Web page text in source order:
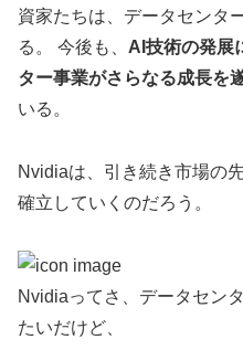
資家たちは、データセンタ
る。 今後も、 AI技術の発展
ター事業がさらなる成長を
いる。
Nvidiaは、引き続き市場の
確立していくのだろう。
Nvidiaってさ、データセン
たいだけど、